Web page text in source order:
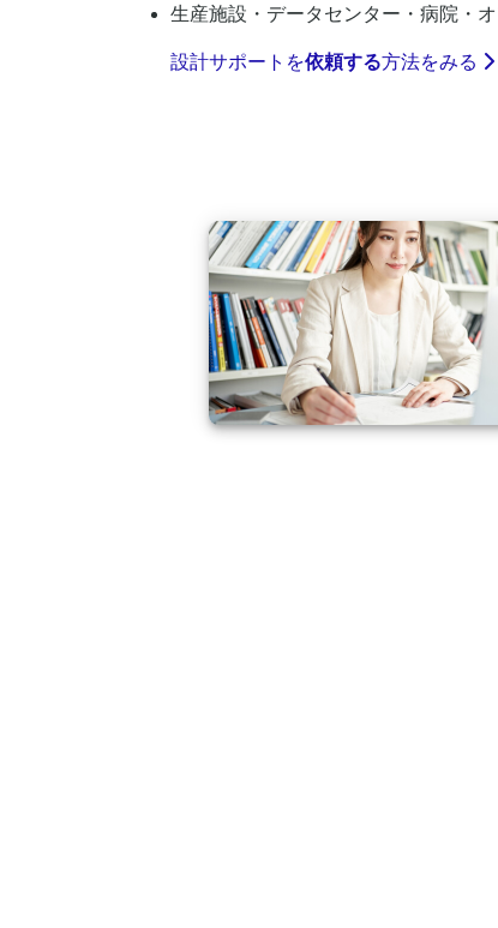
生産施設・データセンター・病院・
設計サポートを依頼する方法をみる